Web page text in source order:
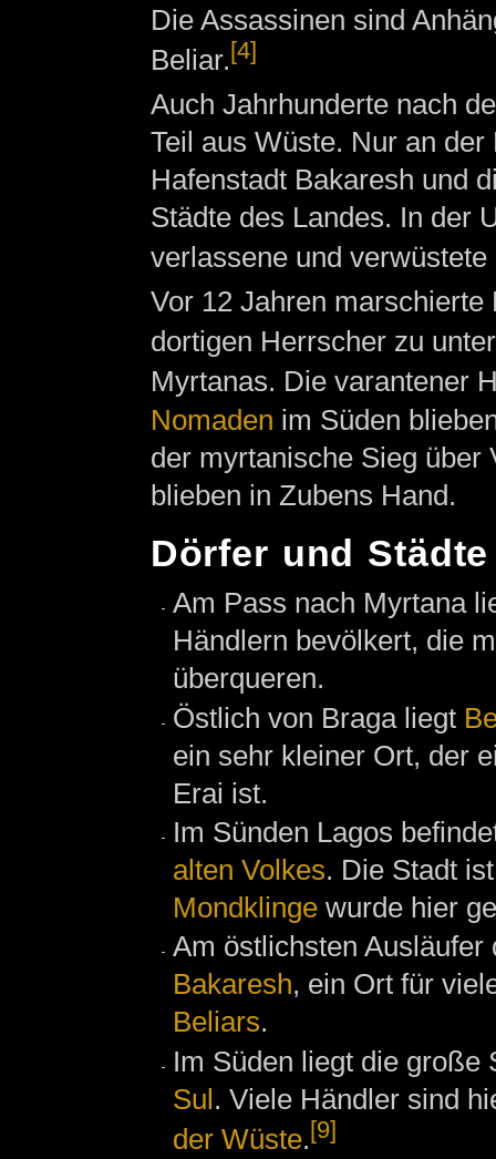
Die Assassinen sind
Beliar.[4]
Auch Jahrhunderte nach
Teil aus Wüste. Nur an
Hafenstadt Bakaresh und
Städte des Landes. In der
verlassene und
Vor 12 Jahren
dortigen Herrscher zu
Myrtanas. Die varantener
Nomaden im Süden
der myrtanische Sieg über
blieben in Zubens Hand.
Dörfer und Städte
Am Pass nach Myrtana
Händlern bevölkert, die
überqueren.
Östlich von Braga liegt
ein sehr kleiner Ort, der
Erai ist.
Im Sünden Lagos
alten Volkes. Die Stadt
Mondklinge wurde hier
Am östlichsten
Bakaresh, ein Ort für
Beliars.
Im Süden liegt die
Sul. Viele Händler sind
der Wüste.[9]